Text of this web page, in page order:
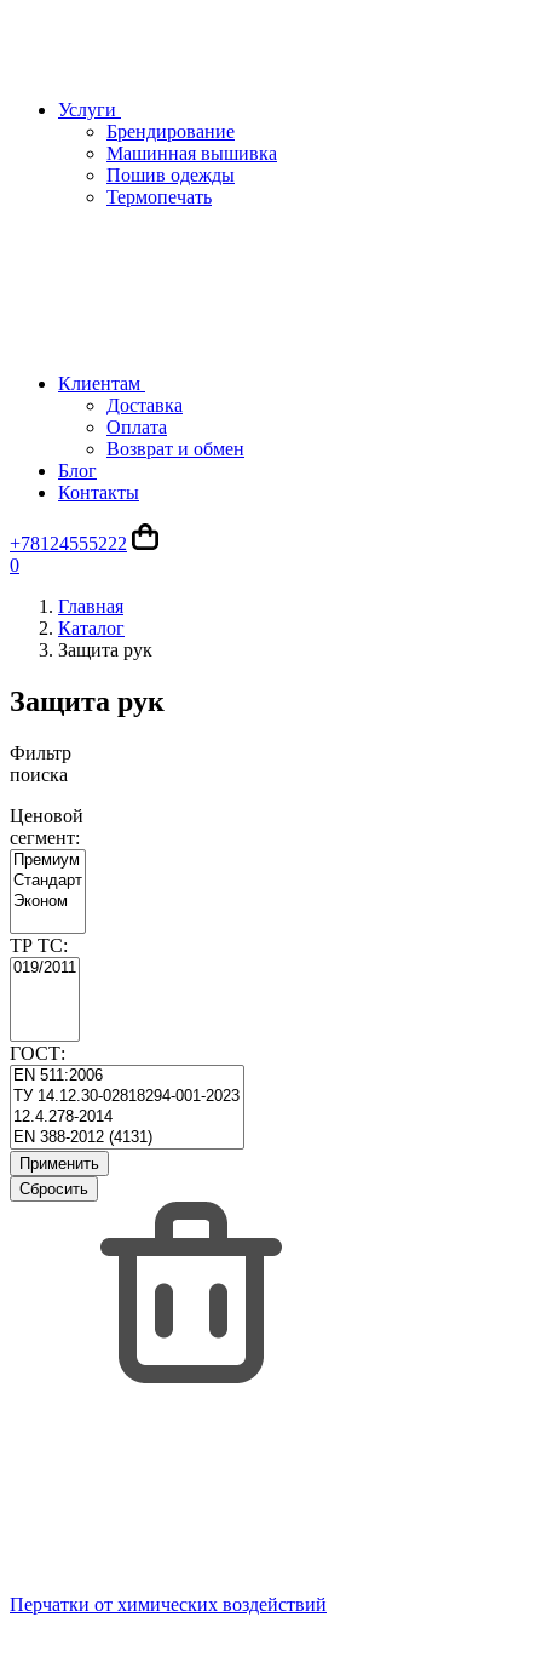
Услуги
Брендирование
Машинная вышивка
Пошив одежды
Термопечать
Клиентам
Доставка
Оплата
Возврат и обмен
Блог
Контакты
+78124555222
0
Главная
Каталог
Защита рук
Защита рук
Фильтр
поиска
Ценовой
сегмент:
ТР ТС:
ГОСТ:
Перчатки от химических воздействий